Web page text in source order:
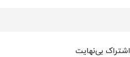
اشتراک بی‌نهایت